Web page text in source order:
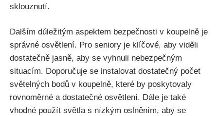
sklouznutí.
Dalším důležitým aspektem bezpečnosti v koupelně je
správné osvětlení. Pro seniory je klíčové, aby viděli
dostatečně jasně, aby se vyhnuli nebezpečným
situacím. Doporučuje se instalovat dostatečný počet
světelných bodů v koupelně, které by poskytovaly
rovnoměrné a dostatečné osvětlení. Dále je také
vhodné použít světla s nízkým oslněním, aby se